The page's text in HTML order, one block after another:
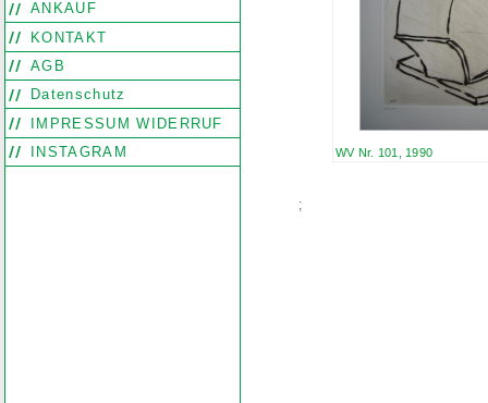
ANKAUF
KONTAKT
AGB
Datenschutz
IMPRESSUM WIDERRUF
INSTAGRAM
WV Nr. 101, 1990
;